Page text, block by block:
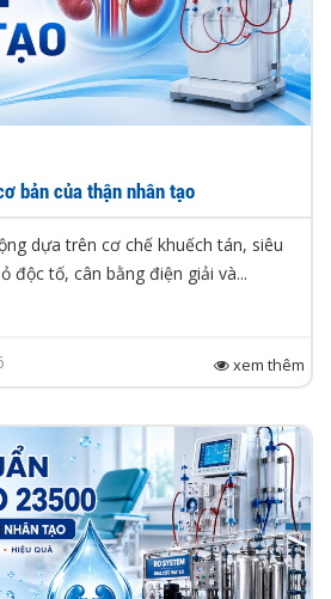
bản của thận nhân tạo
dựa trên cơ chế khuếch tán, siêu
độc tố, cân bằng điện giải và...
xem thêm